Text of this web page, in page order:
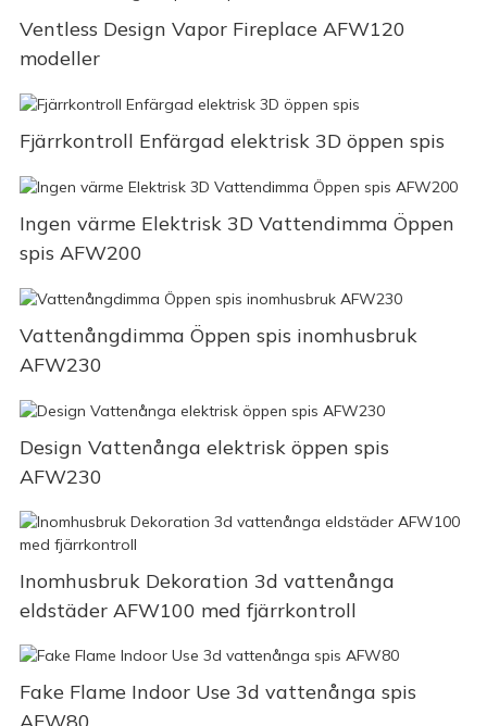
Ventless Design Vapor Fireplace AFW120
modeller
Fjärrkontroll Enfärgad elektrisk 3D öppen spis
Ingen värme Elektrisk 3D Vattendimma Öppen
spis AFW200
Vattenångdimma Öppen spis inomhusbruk
AFW230
Design Vattenånga elektrisk öppen spis
AFW230
Inomhusbruk Dekoration 3d vattenånga
eldstäder AFW100 med fjärrkontroll
Fake Flame Indoor Use 3d vattenånga spis